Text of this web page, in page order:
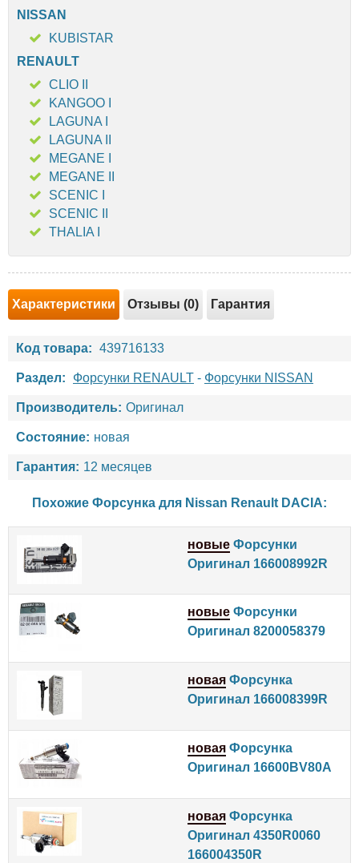
NISSAN
KUBISTAR
RENAULT
CLIO II
KANGOO I
LAGUNA I
LAGUNA II
MEGANE I
MEGANE II
SCENIC I
SCENIC II
THALIA I
Характеристики Отзывы (0) Гарантия
Код товара: 439716133
Раздел: Форсунки RENAULT - Форсунки NISSAN
Производитель: Оригинал
Состояние: новая
Гарантия: 12 месяцев
Похожие Форсунка для Nissan Renault DACIA:
новые Форсунки
Оригинал 166008992R
новые Форсунки
Оригинал 8200058379
новая Форсунка
Оригинал 166008399R
новая Форсунка
Оригинал 16600BV80A
новая Форсунка
Оригинал 4350R0060
166004350R